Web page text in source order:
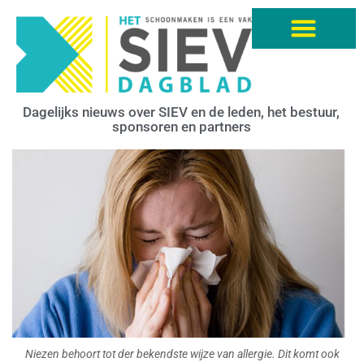
Dagelijks nieuws over SIEV en de leden, het bestuur,
sponsoren en partners
Niezen behoort tot der bekendste wijze van allergie. Dit komt ook